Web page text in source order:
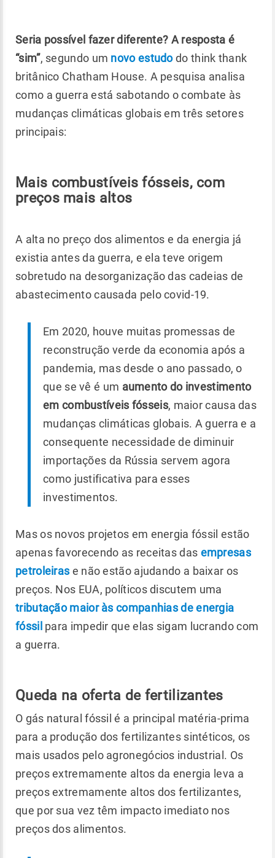
Seria possível fazer diferente? A resposta é
“sim”, segundo um novo estudodo think thank
britânico Chatham House. A pesquisa analisa
como a guerra está sabotando o combate às
mudanças climáticas globais em três setores
principais:
Mais combustíveis fósseis, com
preços mais altos
A alta no preço dos alimentos e da energia já
existia antes da guerra, e ela teve origem
sobretudo na desorganização das cadeias de
abastecimento causada pelo covid-19.
Em 2020, houve muitas promessas de
reconstrução verde da economia após a
pandemia, mas desde o ano passado, o
que se vê é um aumento do investimento
em combustíveis fósseis, maior causa das
mudanças climáticas globais. A guerra e a
consequente necessidade de diminuir
importações da Rússia servem agora
como justificativa para esses
investimentos.
Mas os novos projetos em energia fóssil estão
apenas favorecendo as receitas das empresas
petroleirase não estão ajudando a baixar os
preços. Nos EUA, políticos discutem uma
tributação maior às companhias de energia
fóssil para impedir que elas sigam lucrando com
a guerra.
Queda na oferta de fertilizantes
O gás natural fóssil é a principal matéria-prima
para a produção dos fertilizantes sintéticos, os
mais usados pelo agronegócios industrial. Os
preços extremamente altos da energia leva a
preços extremamente altos dos fertilizantes,
que por sua vez têm impacto imediato nos
preços dos alimentos.